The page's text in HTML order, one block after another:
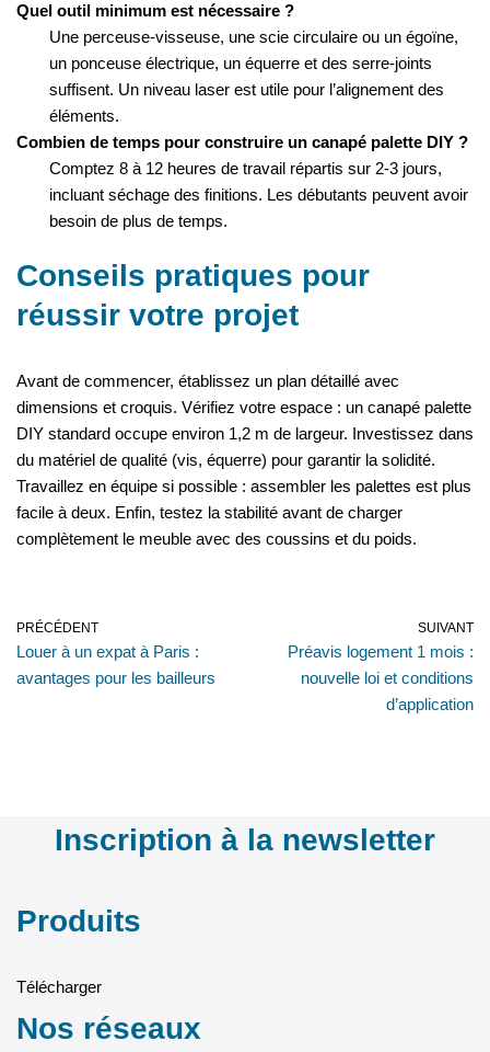
Quel outil minimum est nécessaire ?
Une perceuse-visseuse, une scie circulaire ou un égoïne,
un ponceuse électrique, un équerre et des serre-joints
suffisent. Un niveau laser est utile pour l’alignement des
éléments.
Combien de temps pour construire un canapé palette DIY ?
Comptez 8 à 12 heures de travail répartis sur 2-3 jours,
incluant séchage des finitions. Les débutants peuvent avoir
besoin de plus de temps.
Conseils pratiques pour
réussir votre projet
Avant de commencer, établissez un plan détaillé avec
dimensions et croquis. Vérifiez votre espace : un canapé palette
DIY standard occupe environ 1,2 m de largeur. Investissez dans
du matériel de qualité (vis, équerre) pour garantir la solidité.
Travaillez en équipe si possible : assembler les palettes est plus
facile à deux. Enfin, testez la stabilité avant de charger
complètement le meuble avec des coussins et du poids.
PRÉCÉDENT
Louer à un expat à Paris :
avantages pour les bailleurs
SUIVANT
Préavis logement 1 mois :
nouvelle loi et conditions
d’application
Inscription à la newsletter
Produits
Télécharger
Nos réseaux